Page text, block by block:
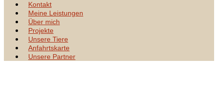
Kontakt
Meine Leistungen
Über mich
Projekte
Unsere Tiere
Anfahrtskarte
Unsere Partner